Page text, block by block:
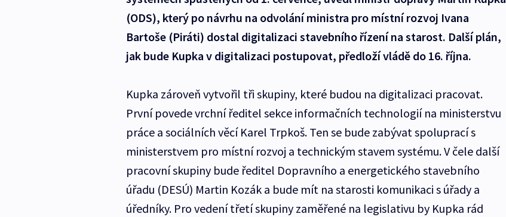
(ODS), který po návrhu na odvolání ministra pro místní rozvoj Ivana
Bartoše (Piráti) dostal digitalizaci stavebního řízení na starost. Další plán,
jak bude Kupka v digitalizaci postupovat, předloží vládě do 16. října.
Kupka zároveň vytvořil tři skupiny, které budou na digitalizaci pracovat.
První povede vrchní ředitel sekce informačních technologií na ministerstvu
práce a sociálních věcí Karel Trpkoš. Ten se bude zabývat spoluprací s
ministerstvem pro místní rozvoj a technickým stavem systému. V čele další
pracovní skupiny bude ředitel Dopravního a energetického stavebního
úřadu (DESÚ) Martin Kozák a bude mít na starosti komunikaci s úřady a
úředníky. Pro vedení třetí skupiny zaměřené na legislativu by Kupka rád